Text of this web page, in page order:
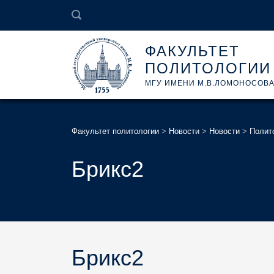
ФАКУЛЬТЕТ
ПОЛИТОЛОГИИ
МГУ ИМЕНИ М.В.ЛОМОНОСОВА
Факультет политологии > Новости > Новости >
Брикс2
Брикс2